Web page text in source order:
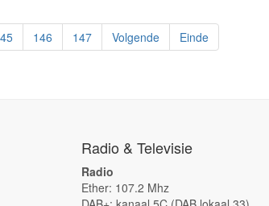
146 147 Volgende Einde
Radio & Televisie
Radio
Ether: 107.2 Mhz